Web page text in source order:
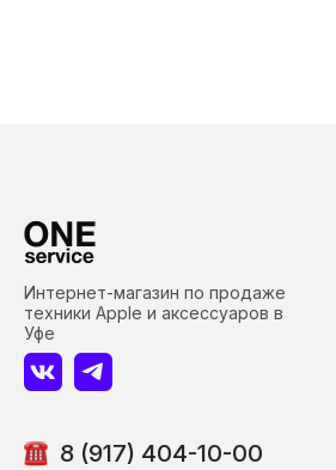
8 (917) 404-10-00
Интернет-магазин по продаже
техники Apple и аксессуаров в
Уфе